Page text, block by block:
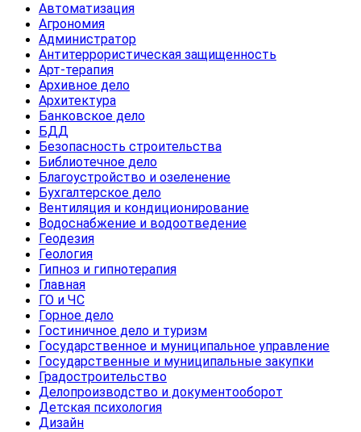
Автоматизация
Агрономия
Администратор
Антитеррористическая защищенность
Арт-терапия
Архивное дело
Архитектура
Банковское дело
БДД
Безопасность строительства
Библиотечное дело
Благоустройство и озеленение
Бухгалтерское дело
Вентиляция и кондиционирование
Водоснабжение и водоотведение
Геодезия
Геология
Гипноз и гипнотерапия
Главная
ГО и ЧС
Горное дело
Гостиничное дело и туризм
Государственное и муниципальное управление
Государственные и муниципальные закупки
Градостроительство
Делопроизводство и документооборот
Детская психология
Дизайн